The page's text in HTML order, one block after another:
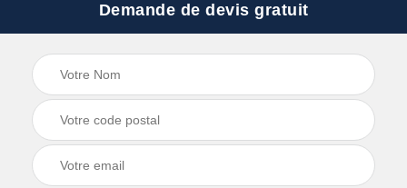
Demande de devis gratuit